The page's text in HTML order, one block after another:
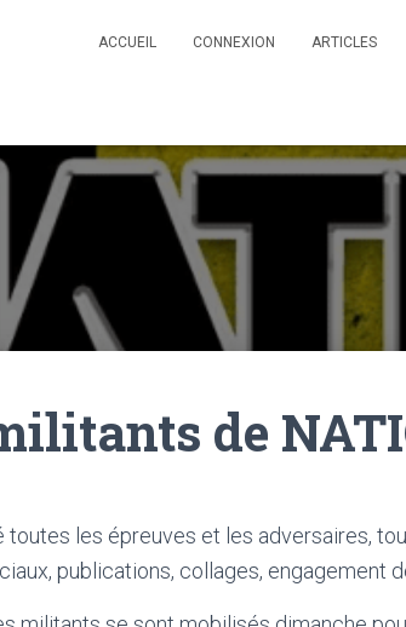
ACCUEIL CONNEXION ARTICLES
de
toutes les épreuves et les adversaires,
publications, collages, engagement